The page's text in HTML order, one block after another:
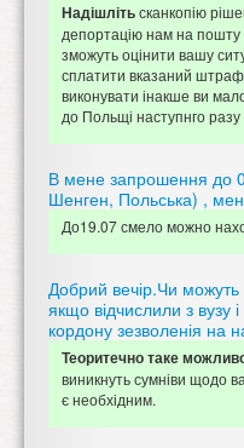
Надішлітьсканкопію
депортацію нам на пошту
зможуть оцінити вашу
сплатити вказаний
виконувати інакше ви
до Польщі наступнго
В мене запрошення до
Шенген, Польська) ,
До19.07 смело можно
Добрий вечір.Чи можуть
якщо відчислили з вузу
кордону зезволенія на
Теоритечно таке
виникнуть сумніви щодо
є необхідним.